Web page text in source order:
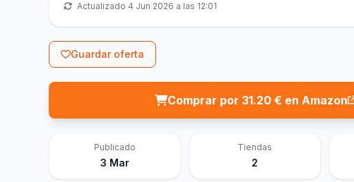
Actualizado 4 Jun 2026 a las 12:01
Guardar oferta
Comprar por 31.20 € en Amazon
Publicado
3 Mar
Tiendas
2